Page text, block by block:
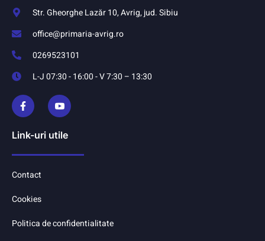
Str. Gheorghe Lazăr 10, Avrig, jud. Sibiu
office@primaria-avrig.ro
0269523101
L-J 07:30 - 16:00 - V 7:30 – 13:30
Link-uri utile
Contact
Cookies
Politica de confidentialitate